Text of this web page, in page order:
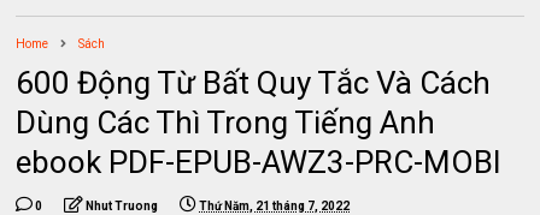
Home Sách
600 Động Từ Bất Quy Tắc Và Cách
Dùng Các Thì Trong Tiếng Anh
ebook PDF-EPUB-AWZ3-PRC-MOBI
0 Nhut Truong Thứ Năm, 21 tháng 7, 2022